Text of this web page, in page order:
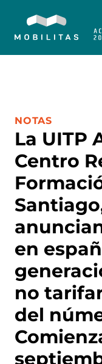
La UITP
Centro
en
no
del
CATEGORÍA:
NOTAS